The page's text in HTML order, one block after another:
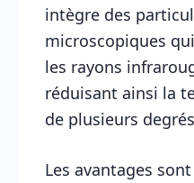
intègre des
microscopiques
les rayons
réduisant ainsi la
de plusieurs
Les avantages